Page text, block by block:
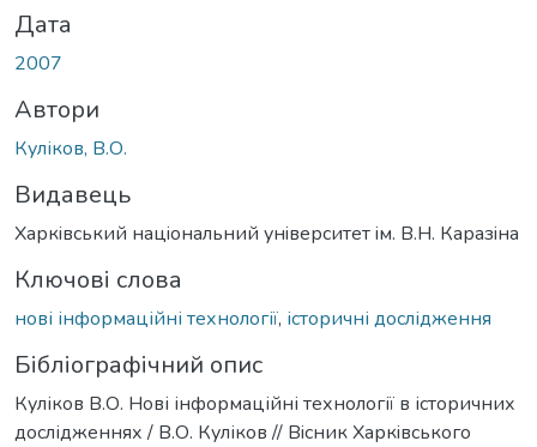
Дата
2007
Автори
Куліков, В.О.
Видавець
Харкiвський нацiональний унiверситет iм. В.Н. Каразiна
Ключові слова
нові інформаційні технології, історичні дослідження
Бібліографічний опис
Куліков В.О. Нові інформаційні технології в історичних
дослідженнях / В.О. Куліков // Вiсник Харкiвського